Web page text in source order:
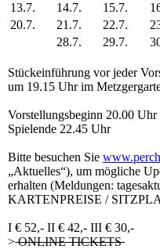
13.7.
14.7. 15.7.
20.7.
21.7. 22.7.
28.7.
29.7.
Stückeinführung vor jeder
um 19.15 Uhr im
Vorstellungsbeginn 20.00 Uhr
Spielende 22.45 Uhr
Bitte besuchen Sie
„Aktuelles“), um mögliche
erhalten (Meldungen:
KARTENPREISE /
I € 52,- II € 42,- III € 30,-
>ONLINE TICKETS